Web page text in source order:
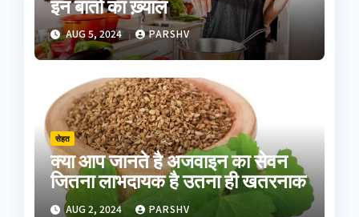
AUG 5, 2024 PARSHV
सेहत
क्या आप जानते है अजवाइन का सेवन
जितना लाभदायक है उतना ही खतरनाक
AUG 2, 2024 PARSHV